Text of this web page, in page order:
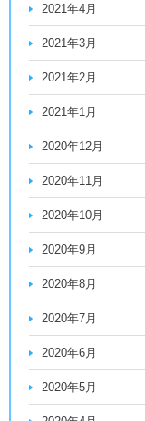
2021年4月
2021年3月
2021年2月
2021年1月
2020年12月
2020年11月
2020年10月
2020年9月
2020年8月
2020年7月
2020年6月
2020年5月